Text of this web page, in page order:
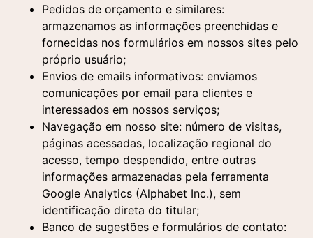
Pedidos de orçamento e similares:
armazenamos as informações preenchidas e
fornecidas nos formulários em nossos sites pelo
próprio usuário;
Envios de emails informativos: enviamos
comunicações por email para clientes e
interessados em nossos serviços;
Navegação em nosso site: número de visitas,
páginas acessadas, localização regional do
acesso, tempo despendido, entre outras
informações armazenadas pela ferramenta
Google Analytics (Alphabet Inc.), sem
identificação direta do titular;
Banco de sugestões e formulários de contato:
Entre em contato
Preencha o formulário e um de nossos
Solicite uma demonstração
Preencha o formulário abaixo e nossa equipe
Entre em contato